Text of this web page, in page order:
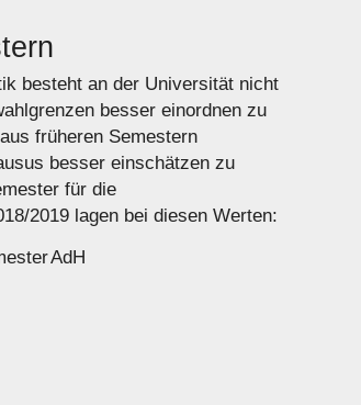
besteht an der Universität nicht
besser einordnen zu
früheren Semestern
besser einschätzen zu
für die
2019 lagen bei diesen Werten:
AdH